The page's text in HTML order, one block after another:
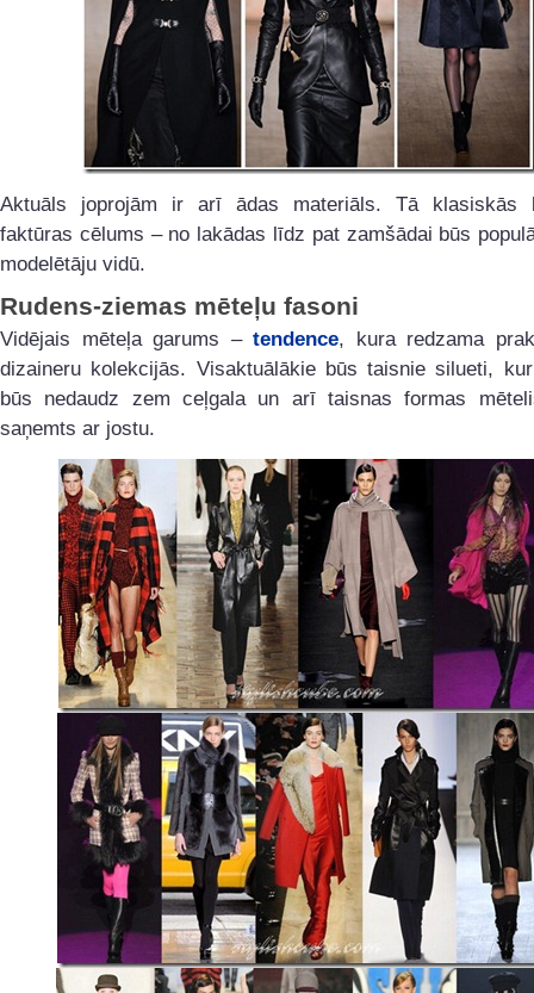
Aktuāls joprojām ir arī ādas materiāls. Tā klasiskās
faktūras cēlums – no lakādas līdz pat zamšādai būs
modelētāju vidū.
Rudens-ziemas mēteļu fasoni
Vidējais mēteļa garums – tendence, kura redzama
dizaineru kolekcijās. Visaktuālākie būs taisnie silueti,
būs nedaudz zem ceļgala un arī taisnas formas
saņemts ar jostu.